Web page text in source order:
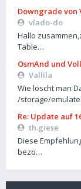
Downgrade von
vlado-do
Hallo
Table…
OsmAnd und
Vallila
Wie löscht man
/storage/
Re: Update auf
th.giese
Diese
bezo…